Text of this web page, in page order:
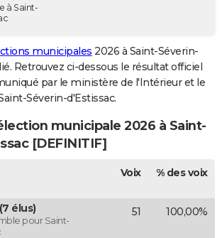
à Saint-
municipales 2026 à Saint-Séverin-
Retrouvez ci-dessous le résultat officiel
par le ministère de l'Intérieur et le
Séverin-d'Estissac.
municipale 2026 à Saint-
[DEFINITIF]
Voix % des voix
élus)
pour Saint-
51 100,00%